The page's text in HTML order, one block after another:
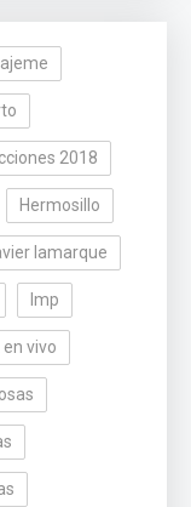
2018
Hermosillo
lamarque
lmp
vivo